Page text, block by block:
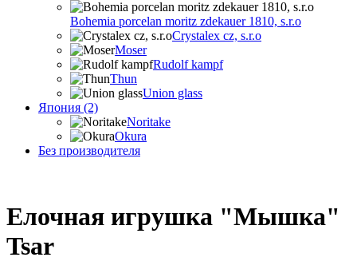
Bohemia porcelan moritz zdekauer 1810, s.r.o
Crystalex cz, s.r.o
Moser
Rudolf kampf
Thun
Union glass
Япония (2)
Noritake
Okura
Без производителя
Елочная игрушка "Мышка"
Tsar